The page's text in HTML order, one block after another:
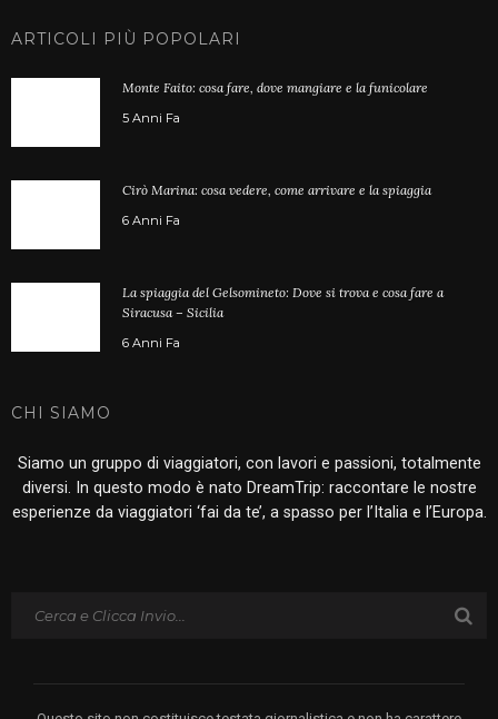
ARTICOLI PIÙ POPOLARI
Monte Faito: cosa fare, dove mangiare e la funicolare
5 Anni Fa
Cirò Marina: cosa vedere, come arrivare e la spiaggia
6 Anni Fa
La spiaggia del Gelsomineto: Dove si trova e cosa fare a
Siracusa – Sicilia
6 Anni Fa
CHI SIAMO
Siamo un gruppo di viaggiatori, con lavori e passioni, totalmente
diversi. In questo modo è nato DreamTrip: raccontare le nostre
esperienze da viaggiatori ‘fai da te’, a spasso per l’Italia e l’Europa.